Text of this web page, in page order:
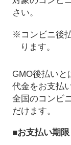
さい。
※コンビニ後
ります。
GMO後払いと
代金をお支払
全国のコンビ
だけます。
■お支払い期限